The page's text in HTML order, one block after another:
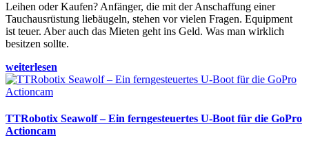
Leihen oder Kaufen? Anfänger, die mit der Anschaffung einer
Tauchausrüstung liebäugeln, stehen vor vielen Fragen. Equipment
ist teuer. Aber auch das Mieten geht ins Geld. Was man wirklich
besitzen sollte.
weiterlesen
TTRobotix Seawolf – Ein ferngesteuertes U-Boot für die GoPro
Actioncam